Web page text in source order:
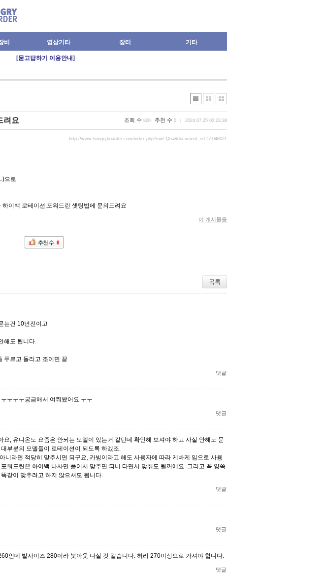
비 영상기타 장터 기타
[묻고답하기 이용안내]
려요 조회 수 820 추천 수 0 2024.07.25 00:23:38
http://www.hungryboarder.com/index.php?mid=Qna&document_srl=51048021
으로
이백 로테이션,포워드린 셋팅법에 문의드려요
이 게시물을
추천 수 0
목록
는건 10년전이고
해도 됩니다.
푸르고 돌리고 조이면 끝
댓글
ㅜㅜㅜ궁금해서 여쭤봤어요 ㅜㅜ
댓글
요, 유니온도 요즘은 안되는 모델이 있는거 같던데 확인해 보셔야 하고 사실 안해도 문
부분의 모델들이 로테이션이 되도록 하겠조.
니라면 적당히 맞추시면 되구요, 카빙이라고 해도 사용자에 따라 케바케 임으로 사용
워드린은 하이백 나사만 풀어서 맞추면 되니 타면서 맞춰도 될꺼에요. 그리고 꼭 양쪽
같이 맞추려고 하지 않으셔도 됩니다.
댓글
댓글
인데 발사이즈 280이라 붓아웃 나실 것 같습니다. 허리 270이상으로 가셔야 합니다.
댓글